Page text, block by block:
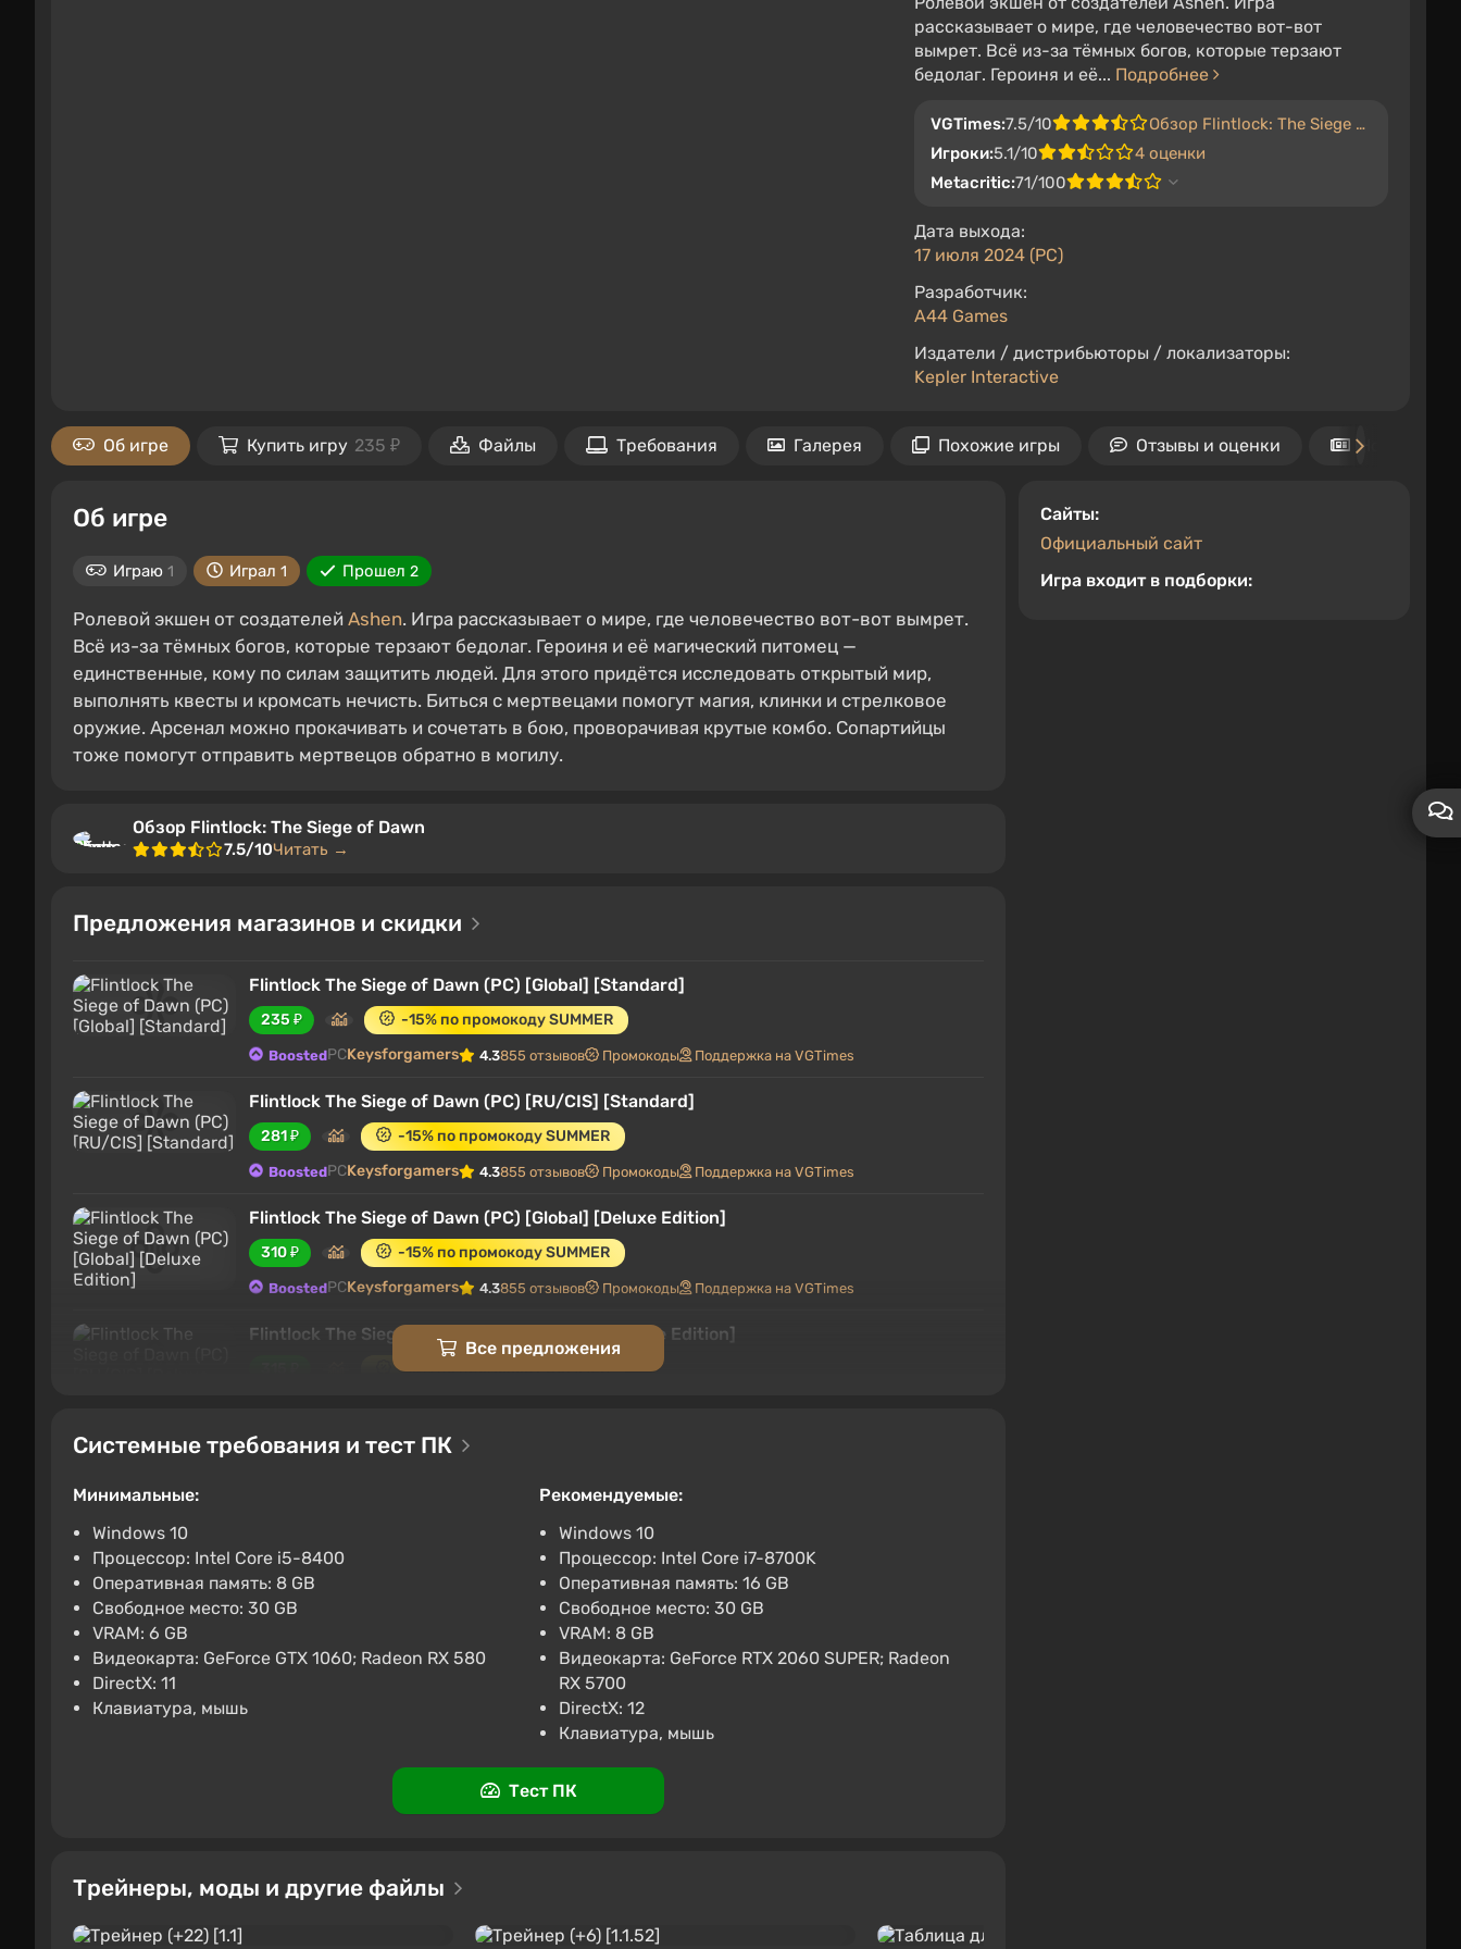
рассказывает о мире, где человечество вот-вот
вымрет. Всё из-за тёмных богов, которые терзают
бедолаг. Героиня и её... Подробнее
VGTimes:7.5/10
Обзор Flintlock: The Siege of Dawn
Игроки:5.1/10
4 оценки
Metacritic:71/100
Дата выхода:
17 июля 2024 (PC)
Разработчик:
A44 Games
Издатели / дистрибьюторы / локализаторы:
Kepler Interactive
Об игре Купить игру 235 ₽ Файлы Требования Галерея Похожие игры Отзывы и оценки Новости
Cайты:
Официальный сайт
Игра входит в подборки:
Об игре
Играю 1 Играл 1 Прошел 2
Ролевой экшен от создателей Ashen. Игра рассказывает о мире, где человечество вот-вот вымрет.
Всё из-за тёмных богов, которые терзают бедолаг. Героиня и её магический питомец —
единственные, кому по силам защитить людей. Для этого придётся исследовать открытый мир,
выполнять квесты и кромсать нечисть. Биться с мертвецами помогут магия, клинки и стрелковое
оружие. Арсенал можно прокачивать и сочетать в бою, проворачивая крутые комбо. Сопартийцы
тоже помогут отправить мертвецов обратно в могилу.
Обзор Flintlock: The Siege of Dawn
7.5/10Читать →
Предложения магазинов и скидки
Flintlock The Siege of Dawn (PC) [Global] [Standard]
235 ₽ -15% по промокоду SUMMER
BoostedPCKeysforgamers 4.3855 отзывов Промокоды Поддержка на VGTimes
Flintlock The Siege of Dawn (PC) [RU/CIS] [Standard]
281 ₽ -15% по промокоду SUMMER
BoostedPCKeysforgamers 4.3855 отзывов Промокоды Поддержка на VGTimes
Flintlock The Siege of Dawn (PC) [Global] [Deluxe Edition]
310 ₽ -15% по промокоду SUMMER
BoostedPCKeysforgamers 4.3855 отзывов Промокоды Поддержка на VGTimes
Flintlock The Siege of Dawn (PC) [RU/CIS] [Deluxe Edition]
-15% по промокоду SUMMER
Flintlock The Siege of Dawn (PC) [Europe] [Standard]
-15% по промокоду SUMMER
Flintlock The Siege of Dawn (PC) [Europe] [Deluxe Edition]
534 ₽ -15% по промокоду SUMMER
855 отзывов Промокоды
Все предложения
Системные требования и тест ПК
Минимальные:
Windows 10
Процессор: Intel Core i5-8400
Оперативная память: 8 GB
Свободное место: 30 GB
VRAM: 6 GB
Видеокарта: GeForce GTX 1060; Radeon RX 580
DirectX: 11
Клавиатура, мышь
Рекомендуемые:
Windows 10
Процессор: Intel Core i7-8700K
Оперативная память: 16 GB
Свободное место: 30 GB
VRAM: 8 GB
Видеокарта: GeForce RTX 2060 SUPER; Radeon
RX 5700
DirectX: 12
Клавиатура, мышь
Тест ПК
Трейнеры, моды и другие файлы